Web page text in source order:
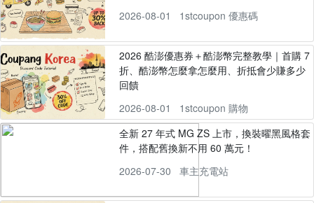
2026-08-01
1stcoupon 優惠碼
2026 酷澎優惠券＋酷澎幣完整教學｜首購 7
折、酷澎幣怎麼拿怎麼用、折抵會少賺多少
回饋
2026-08-01
1stcoupon 購物
全新 27 年式 MG ZS 上市，換裝曜黑風格套
件，搭配舊換新不用 60 萬元！
2026-07-30
車主充電站